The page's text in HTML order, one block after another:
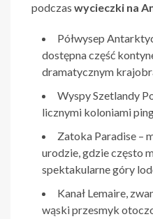
podczas wycieczki na
Półwysep
dostępna część
dramatycznym
Wyspy Szetlandy
licznymi koloniami
Zatoka Paradise –
urodzie, gdzie często
spektakularne góry
Kanał Lemaire,
wąski przesmyk